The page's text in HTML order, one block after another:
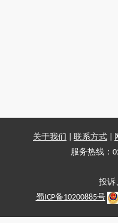
关于我们 联系方式
服务热线：
投诉
蜀ICP备10200885号